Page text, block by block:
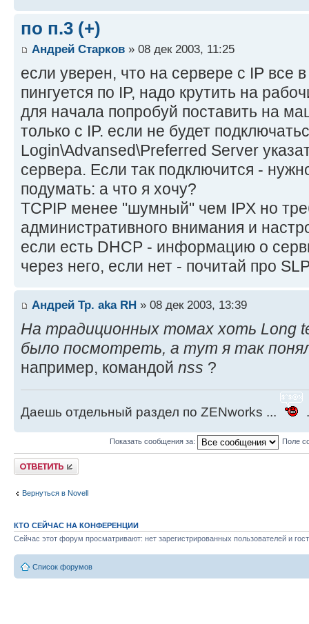
по п.3 (+)
Андрей Старков » 08 дек 2003, 11:25
если уверен, что на сервере с IP все
пингуется по IP, надо крутить на
для начала попробуй поставить на
только с IP. если не будет
Login\Advansed\Preferred Server
сервера. Если так подключится -
подумать: а что я хочу?
TCPIP менее "шумный" чем IPX но
административного внимания и
если есть DHCP - информацию о
через него, если нет - почитай про
Андрей Тр. aka RH » 08 дек 2003, 13:39
На традиционных томах хоть Long
было посмотреть, а тут я так
например, командой nss ?
Даешь отдельный раздел по ZENworks ...
Показать сообщения за: Поле
Ответить
Вернуться в Novell
КТО СЕЙЧАС НА КОНФЕРЕНЦИИ
Сейчас этот форум просматривают: нет зарегистрированных пользователей и
Список форумов